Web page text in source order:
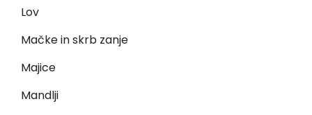
Lov
Mačke in skrb zanje
Majice
Mandlji